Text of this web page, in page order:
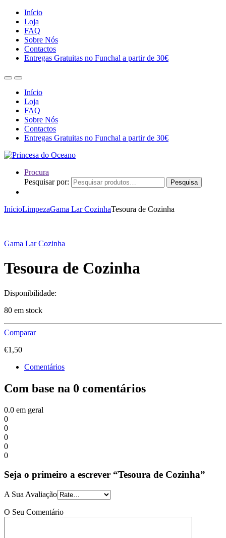
Início
Loja
FAQ
Sobre Nós
Contactos
Entregas Gratuitas no Funchal a partir de 30€
Início
Loja
FAQ
Sobre Nós
Contactos
Entregas Gratuitas no Funchal a partir de 30€
Procura
Pesquisar por:
Pesquisa
InícioLimpezaGama Lar CozinhaTesoura de Cozinha
Gama Lar Cozinha
Tesoura de Cozinha
Disponibilidade:
80 em stock
Comparar
€1,50
Comentários
Com base na 0 comentários
0.0 em geral
0
0
0
0
0
Seja o primeiro a escrever “Tesoura de Cozinha”
A Sua Avaliação
O Seu Comentário